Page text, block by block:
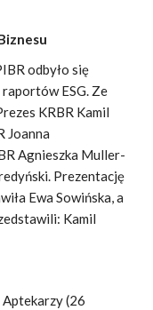
odbyło się
ESG. Ze
KRBR Kamil
Joanna
Agnieszka Muller-
Prezentację
Ewa Sowińska, a
Kamil
(26